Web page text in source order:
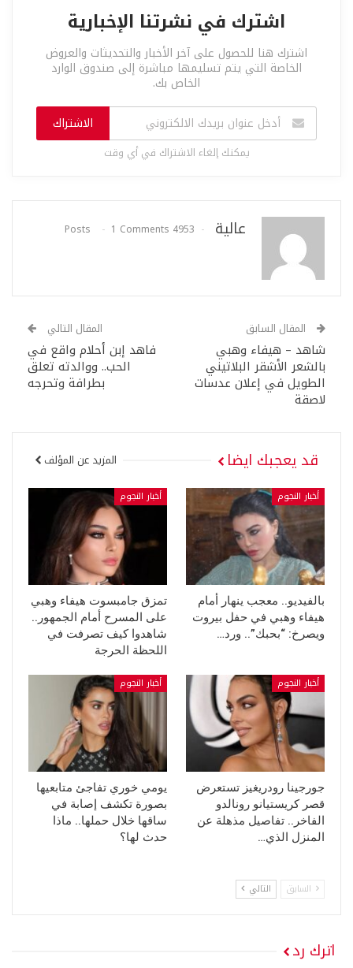
اشترك في نشرتنا الإخبارية
اشترك هنا للحصول على آخر الأخبار والتحديثات والعروض
الخاصة التي يتم تسليمها مباشرة إلى صندوق الوارد
الخاص بك.
الاشتراك
يمكنك إلغاء الاشتراك في أي وقت
عالية 4953 Posts
1 Comments
المقال السابق
شاهد – هيفاء وهبي
بالشعر الأشقر البلاتيني
الطويل في إعلان عدسات
لاصقة
المقال التالي
فاهد إبن أحلام واقع في
الحب.. ووالدته تعلق
بطرافة وتحرجه
قد يعجبك ايضا المزيد عن المؤلف
أخبار النجوم
بالفيديو.. معجب ينهار أمام
هيفاء وهبي في حفل بيروت
ويصرخ: “بحبك”.. ورد…
أخبار النجوم
تمزق جامبسوت هيفاء وهبي
على المسرح أمام الجمهور..
شاهدوا كيف تصرفت في
اللحظة الحرجة
أخبار النجوم
جورجينا رودريغيز تستعرض
قصر كريستيانو رونالدو
الفاخر.. تفاصيل مذهلة عن
المنزل الذي…
أخبار النجوم
يومي خوري تفاجئ متابعيها
بصورة تكشف إصابة في
ساقها خلال حملها.. ماذا
حدث لها؟
السابق التالي
اترك رد